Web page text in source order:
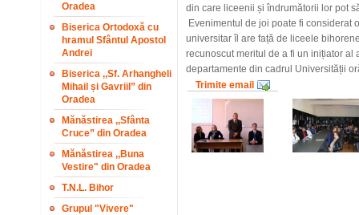
Oradea
Biserica Ortodoxă cu
hramul Sfântul Apostol
Andrei
Biserica ,,Sf. Arhangheli
Mihail și Gavriil” din
Oradea
Mănăstirea ,,Sfânta
Cruce” din Oradea
Mănăstirea ,,Buna
Vestire" din Oradea
T.N.L. Bihor
Grupul "Vivere"
din care liceenii și îndrumătorii lor pot
Evenimentul de joi poate fi considerat
universitar îl are față de liceele
recunoscut meritul de a fi un inițiator al
departamente din cadrul Universității
Trimite email